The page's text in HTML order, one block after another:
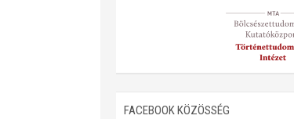
FACEBOOK KÖZÖSSÉG